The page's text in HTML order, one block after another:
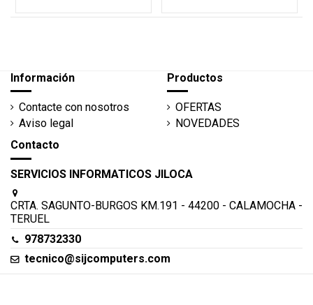
Información
Contacte con nosotros
Aviso legal
Productos
OFERTAS
NOVEDADES
Contacto
SERVICIOS INFORMATICOS JILOCA
CRTA. SAGUNTO-BURGOS KM.191 - 44200 - CALAMOCHA -
TERUEL
978732330
tecnico@sijcomputers.com